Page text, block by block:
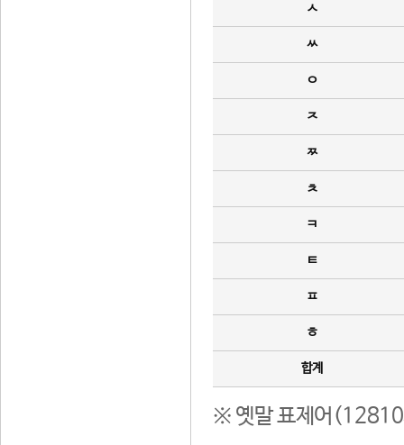
ㅅ
ㅆ
ㅇ
ㅈ
ㅉ
ㅊ
ㅋ
ㅌ
ㅍ
ㅎ
합계
※ 옛말 표제어(12810